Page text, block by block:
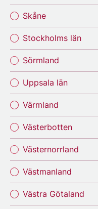
Skåne
Stockholms län
Sörmland
Uppsala län
Värmland
Västerbotten
Västernorrland
Västmanland
Västra Götaland